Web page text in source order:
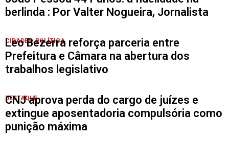
berlinda : Por Valter Nogueira, Jornalista
CIDADES,POLÍTICA
Leo Bezerra reforça parceria entre
Prefeitura e Câmara na abertura dos
trabalhos legislativo
DESTAQUE
CNJ aprova perda do cargo de juízes e
extingue aposentadoria compulsória como
punição máxima